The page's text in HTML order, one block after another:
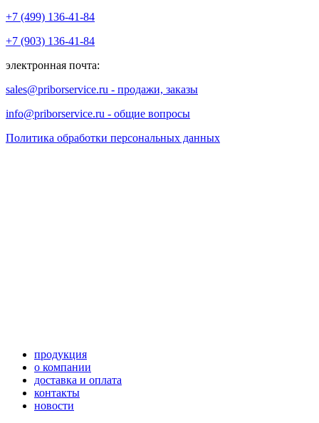
+7 (499) 136-41-84
+7 (903) 136-41-84
электронная почта:
sales@priborservice.ru - продажи, заказы
info@priborservice.ru - общие вопросы
Политика обработки персональных данных
продукция
о компании
доставка и оплата
контакты
новости